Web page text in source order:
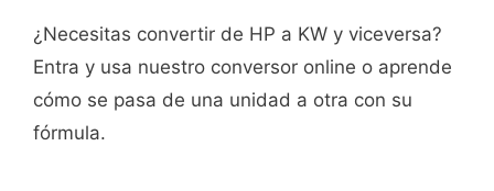
¿Necesitas convertir de HP a KW y viceversa?
Entra y usa nuestro conversor online o aprende
cómo se pasa de una unidad a otra con su
fórmula.